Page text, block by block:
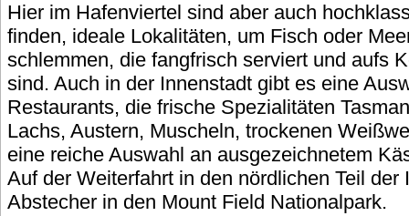
Hier im Hafenviertel sind aber auch
finden, ideale Lokalitäten, um Fisch oder
schlemmen, die fangfrisch serviert und aufs
sind. Auch in der Innenstadt gibt es eine
Restaurants, die frische Spezialitäten
Lachs, Austern, Muscheln, trockenen
eine reiche Auswahl an ausgezeichnetem
Auf der Weiterfahrt in den nördlichen Teil der
Abstecher in den Mount Field Nationalpark.